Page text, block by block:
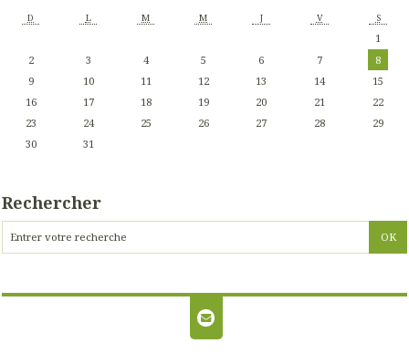
D L M M J V S
1
2
3 4 5 6 7
8
9
10 11 12 13 14
15
16
17 18 19 20 21
22
23
24 25 26 27 28
29
30
31
Rechercher